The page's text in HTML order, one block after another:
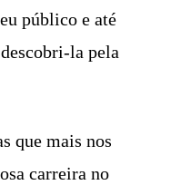
público e até
la pela
que mais nos
carreira no